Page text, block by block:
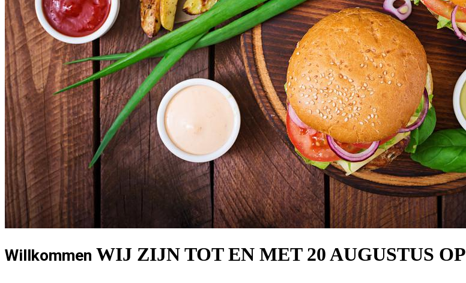
Willkommen WIJ ZIJN TOT EN MET 20 AUGUSTUS OP